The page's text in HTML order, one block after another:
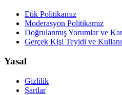
Etik Politikamız
Moderasyon Politikamız
Doğrulanmış Yorumlar ve
Gerçek Kişi Teyidi ve
Yasal
Gizlilik
Şartlar